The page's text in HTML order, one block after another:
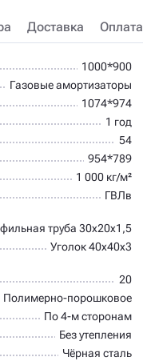
Доставка Оплата
1000*900
Газовые амортизаторы
1074*974
1 год
54
954*789
1 000 кг/м²
ГВЛв
труба 30х20х1,5
Уголок 40х40х3
20
Полимерно-порошковое
По 4-м сторонам
Без утепления
Чёрная сталь